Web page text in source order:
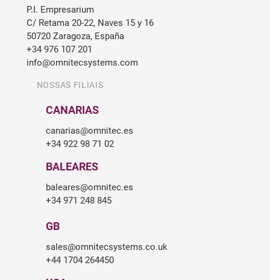
P.I. Empresarium
C/ Retama 20-22, Naves 15 y 16
50720 Zaragoza, España
+34 976 107 201
info@omnitecsystems.com
NOSSAS FILIAIS
CANARIAS
canarias@omnitec.es
+34 922 98 71 02
BALEARES
baleares@omnitec.es
+34 971 248 845
GB
sales@omnitecsystems.co.uk
+44 1704 264450